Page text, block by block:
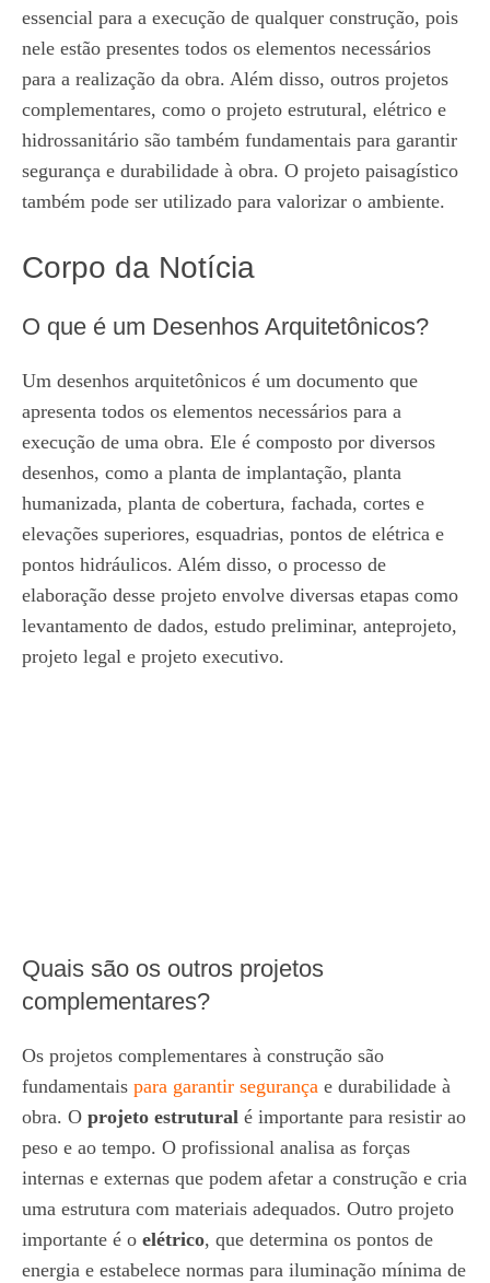
essencial para a execução de qualquer construção, pois
nele estão presentes todos os elementos necessários
para a realização da obra. Além disso, outros projetos
complementares, como o projeto estrutural, elétrico e
hidrossanitário são também fundamentais para garantir
segurança e durabilidade à obra. O projeto paisagístico
também pode ser utilizado para valorizar o ambiente.
Corpo da Notícia
O que é um Desenhos Arquitetônicos?
Um desenhos arquitetônicos é um documento que
apresenta todos os elementos necessários para a
execução de uma obra. Ele é composto por diversos
desenhos, como a planta de implantação, planta
humanizada, planta de cobertura, fachada, cortes e
elevações superiores, esquadrias, pontos de elétrica e
pontos hidráulicos. Além disso, o processo de
elaboração desse projeto envolve diversas etapas como
levantamento de dados, estudo preliminar, anteprojeto,
projeto legal e projeto executivo.
Quais são os outros projetos
complementares?
Os projetos complementares à construção são
fundamentais para garantir segurança e durabilidade à
obra. O projeto estrutural é importante para resistir ao
peso e ao tempo. O profissional analisa as forças
internas e externas que podem afetar a construção e cria
uma estrutura com materiais adequados. Outro projeto
importante é o elétrico, que determina os pontos de
energia e estabelece normas para iluminação mínima de